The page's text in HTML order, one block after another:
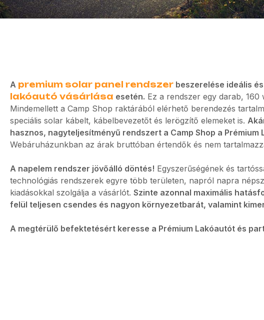
A premium solar panel rendszer beszerelése ideális
lakóautó vásárlása esetén. Ez a rendszer egy darab,
Mindemellett a Camp Shop raktárából elérhető berendezés
speciális solar kábelt, kábelbevezetőt és lerögzítő elemeket is.
hasznos, nagyteljesítményű rendszert a Camp Shop a
Webáruházunkban az árak bruttóban értendők és nem
A napelem rendszer jövőálló döntés! Egyszerűségének és
technológiás rendszerek egyre több területen, napról napra
kiadásokkal szolgálja a vásárlót. Szinte azonnal maximális
felül teljesen csendes és nagyon környezetbarát, valamint
A megtérülő befektetésért keresse a Prémium Lakóautót és